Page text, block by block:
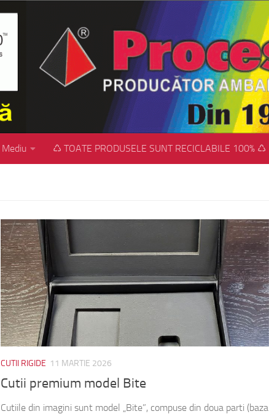
Mediu ♺ TOATE PRODUSELE SUNT RECICLABILE 100% ♺
CUTII RIGIDE 11 MARTIE 2026
Cutii premium model Bite
Cutiile din imagini sunt model „Bite”, compuse din doua parti (baza